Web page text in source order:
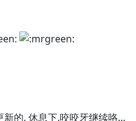
的, 休息下,咬咬牙继续咯…